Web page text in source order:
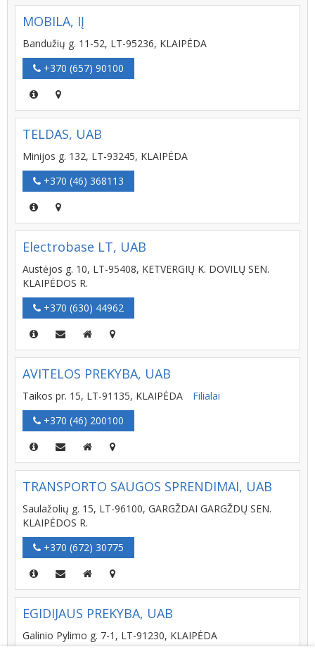
MOBILA, IĮ
Bandužių g. 11-52, LT-95236, KLAIPĖDA
+370 (657) 90100
TELDAS, UAB
Minijos g. 132, LT-93245, KLAIPĖDA
+370 (46) 368113
Electrobase LT, UAB
Austėjos g. 10, LT-95408, KETVERGIŲ K. DOVILŲ SEN.
KLAIPĖDOS R.
+370 (630) 44962
AVITELOS PREKYBA, UAB
Taikos pr. 15, LT-91135, KLAIPĖDA
Filialai
+370 (46) 200100
TRANSPORTO SAUGOS SPRENDIMAI, UAB
Saulažolių g. 15, LT-96100, GARGŽDAI GARGŽDŲ SEN.
KLAIPĖDOS R.
+370 (672) 30775
EGIDIJAUS PREKYBA, UAB
Galinio Pylimo g. 7-1, LT-91230, KLAIPĖDA